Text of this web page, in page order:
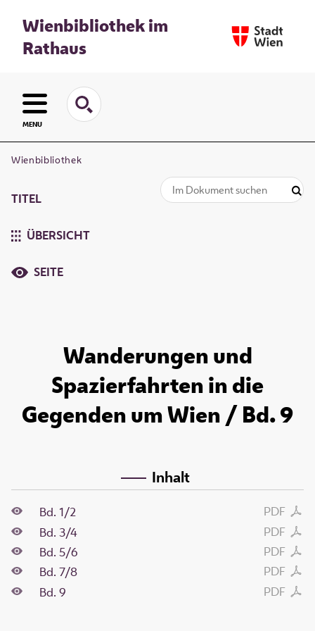
Wienbibliothek im
Rathaus
MENU
Wienbibliothek
TITEL
ÜBERSICHT
SEITE
Wanderungen und
Spazierfahrten in die
Gegenden um Wien / Bd. 9
Inhalt
PDF
Bd. 1/2
PDF
Bd. 3/4
PDF
Bd. 5/6
PDF
Bd. 7/8
PDF
Bd. 9